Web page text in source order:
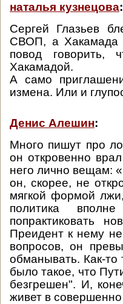
наталья кузнецова:
Сергей Глазьев
СВОП, а Хакамада
повод говорить,
Хакамадой.
А само
измена. Или и
Денис Алешин:
Много пишут про
он откровенно
него лично вещам:
он, скорее, не
мягкой формой
политика
попрактиковать
Преидент к нему
вопросов, он
обманывать. Как-
было такое, что
безгрешен". И,
живет в